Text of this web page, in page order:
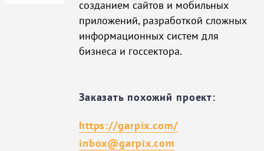
созданием сайтов и мобильных
приложений, разработкой сложных
информационных систем для
бизнеса и госсектора.
Заказать похожий проект:
https://garpix.com/
inbox@garpix.com